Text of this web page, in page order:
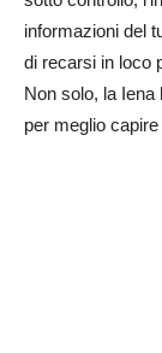
informazioni del
di recarsi in loco
Non solo, la Iena
per meglio